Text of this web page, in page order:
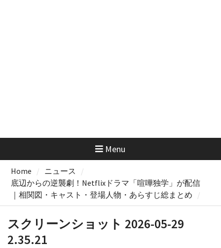
Menu
Home
ニュース
底辺からの逆襲劇！Netflixドラマ「喧嘩独学」が配信
｜相関図・キャスト・登場人物・あらすじ総まとめ
スクリーンショット 2026-05-29
2.35.21